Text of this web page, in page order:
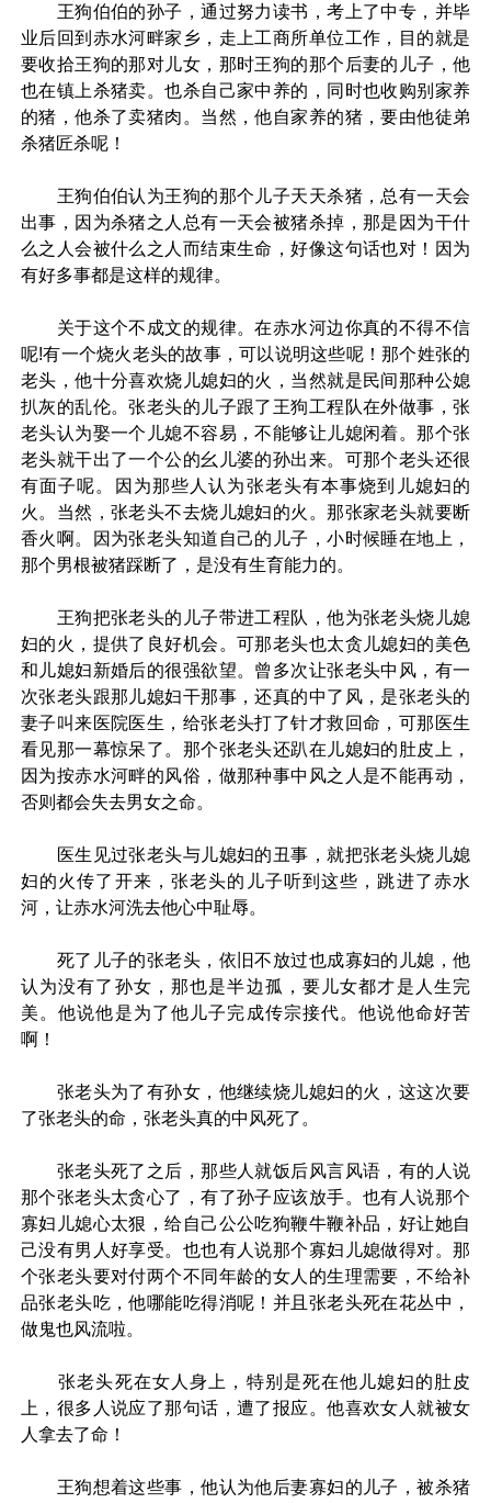
王狗伯伯的孙子，通过努力读书，考上了中专，并毕
业后回到赤水河畔家乡，走上工商所单位工作，目的就是
要收拾王狗的那对儿女，那时王狗的那个后妻的儿子，他
也在镇上杀猪卖。也杀自己家中养的，同时也收购别家养
的猪，他杀了卖猪肉。当然，他自家养的猪，要由他徒弟
杀猪匠杀呢！
王狗伯伯认为王狗的那个儿子天天杀猪，总有一天会
出事，因为杀猪之人总有一天会被猪杀掉，那是因为干什
么之人会被什么之人而结束生命，好像这句话也对！因为
有好多事都是这样的规律。
关于这个不成文的规律。在赤水河边你真的不得不信
呢!有一个烧火老头的故事，可以说明这些呢！那个姓张的
老头，他十分喜欢烧儿媳妇的火，当然就是民间那种公媳
扒灰的乱伦。张老头的儿子跟了王狗工程队在外做事，张
老头认为娶一个儿媳不容易，不能够让儿媳闲着。那个张
老头就干出了一个公的幺儿婆的孙出来。可那个老头还很
有面子呢。因为那些人认为张老头有本事烧到儿媳妇的
火。当然，张老头不去烧儿媳妇的火。那张家老头就要断
香火啊。因为张老头知道自己的儿子，小时候睡在地上，
那个男根被猪踩断了，是没有生育能力的。
王狗把张老头的儿子带进工程队，他为张老头烧儿媳
妇的火，提供了良好机会。可那老头也太贪儿媳妇的美色
和儿媳妇新婚后的很强欲望。曾多次让张老头中风，有一
次张老头跟那儿媳妇干那事，还真的中了风，是张老头的
妻子叫来医院医生，给张老头打了针才救回命，可那医生
看见那一幕惊呆了。那个张老头还趴在儿媳妇的肚皮上，
因为按赤水河畔的风俗，做那种事中风之人是不能再动，
否则都会失去男女之命。
医生见过张老头与儿媳妇的丑事，就把张老头烧儿媳
妇的火传了开来，张老头的儿子听到这些，跳进了赤水
河，让赤水河洗去他心中耻辱。
死了儿子的张老头，依旧不放过也成寡妇的儿媳，他
认为没有了孙女，那也是半边孤，要儿女都才是人生完
美。他说他是为了他儿子完成传宗接代。他说他命好苦
啊！
张老头为了有孙女，他继续烧儿媳妇的火，这这次要
了张老头的命，张老头真的中风死了。
张老头死了之后，那些人就饭后风言风语，有的人说
那个张老头太贪心了，有了孙子应该放手。也有人说那个
寡妇儿媳心太狠，给自己公公吃狗鞭牛鞭补品，好让她自
己没有男人好享受。也也有人说那个寡妇儿媳做得对。那
个张老头要对付两个不同年龄的女人的生理需要，不给补
品张老头吃，他哪能吃得消呢！并且张老头死在花丛中，
做鬼也风流啦。
张老头死在女人身上，特别是死在他儿媳妇的肚皮
上，很多人说应了那句话，遭了报应。他喜欢女人就被女
人拿去了命！
王狗想着这些事，他认为他后妻寡妇的儿子，被杀猪